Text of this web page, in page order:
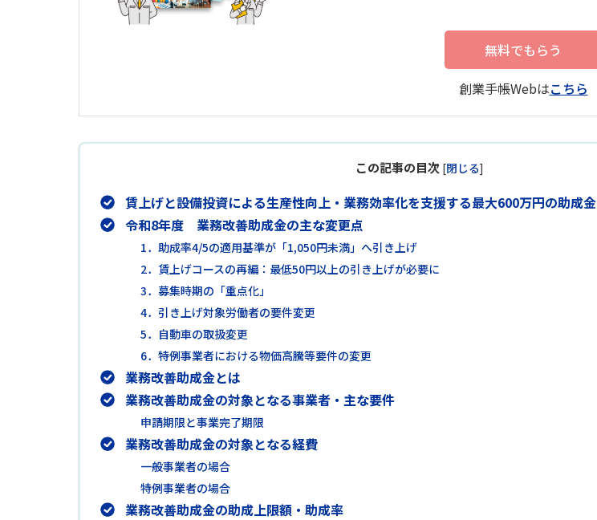
無料でもらう
創業手帳Webはこちら
この記事の目次 [閉じる]
賃上げと設備投資による生産性向上・業務効率化を支援する最大600万円の助成金
令和8年度 業務改善助成金の主な変更点
1．助成率4/5の適用基準が「1,050円未満」へ引き上げ
2．賃上げコースの再編：最低50円以上の引き上げが必要に
3．募集時期の「重点化」
4．引き上げ対象労働者の要件変更
5．自動車の取扱変更
6．特例事業者における物価高騰等要件の変更
業務改善助成金とは
業務改善助成金の対象となる事業者・主な要件
申請期限と事業完了期限
業務改善助成金の対象となる経費
一般事業者の場合
特例事業者の場合
業務改善助成金の助成上限額・助成率